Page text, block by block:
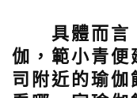
具體而言
伽，範小青便
司附近的瑜伽